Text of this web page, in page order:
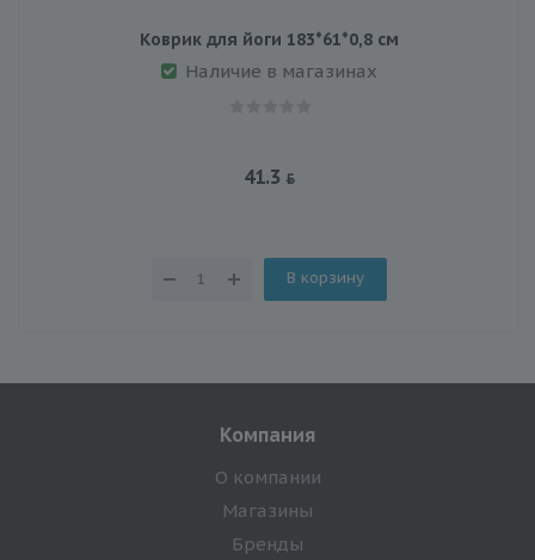
Коврик для йоги 183*61*0,8 см
Наличие в магазинах
41.3
В корзину
Компания
О компании
Магазины
Бренды